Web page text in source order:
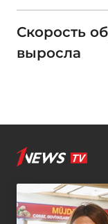
Скорость
выросла